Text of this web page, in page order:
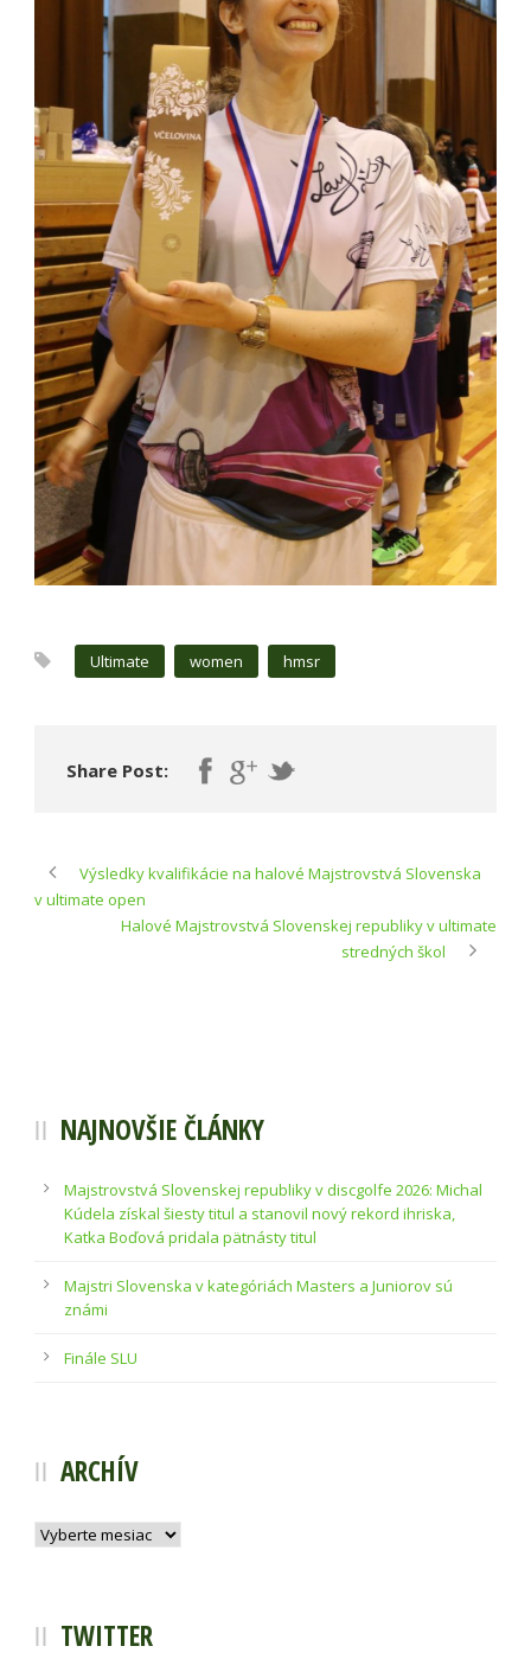
Ultimate women hmsr
Share Post:
Výsledky kvalifikácie na halové Majstrovstvá Slovenska
v ultimate open
Halové Majstrovstvá Slovenskej republiky v ultimate
stredných škol
NAJNOVŠIE ČLÁNKY
Majstrovstvá Slovenskej republiky v discgolfe 2026: Michal
Kúdela získal šiesty titul a stanovil nový rekord ihriska,
Katka Boďová pridala pätnásty titul
Majstri Slovenska v kategóriách Masters a Juniorov sú
známi
Finále SLU
ARCHÍV
Archív
TWITTER